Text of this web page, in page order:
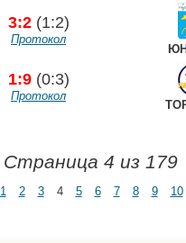
3:2 (1:2)
Протокол
1:9 (0:3)
Протокол
Страница 4 из 179
1 2 3 4 5 6 7 8 9 10